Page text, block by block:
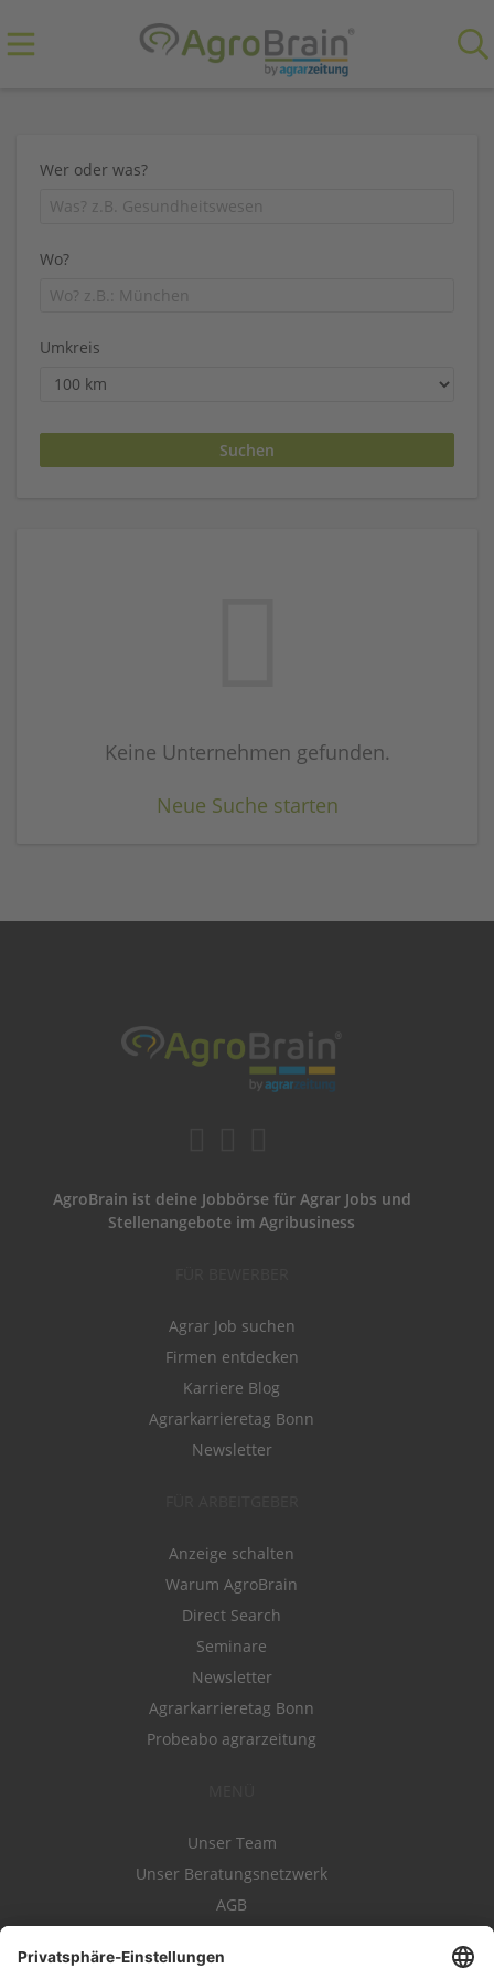
Wer oder was?
Wo?
Umkreis
Keine Unternehmen gefunden.
Neue Suche starten
AgroBrain ist deine Jobbörse für Agrar Jobs und
Stellenangebote im Agribusiness
Agrar Job suchen
Firmen entdecken
Karriere Blog
Agrarkarrieretag Bonn
Newsletter
Anzeige schalten
Warum AgroBrain
Direct Search
Seminare
Newsletter
Agrarkarrieretag Bonn
Probeabo agrarzeitung
Unser Team
Unser Beratungsnetzwerk
AGB
Datenschutz